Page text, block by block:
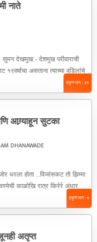
नाते
सुमन देखमुख:- देशमुख परीवाराची
१९वर्षाचा असताना त्याच्या वडिलांचे
एकूण भाग : 39
आग्र्याहून सुटका
DHANAWADE
धरला होता ..विजांसकट तो झिम्मा
काळोखि रात्र किर्रर्र अंधार
एकूण भाग : 6
अतृप्त